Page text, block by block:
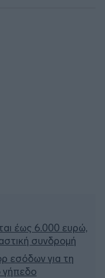
έως 6.000 ευρώ,
συνδρομή
εσόδων για τη
γήπεδο